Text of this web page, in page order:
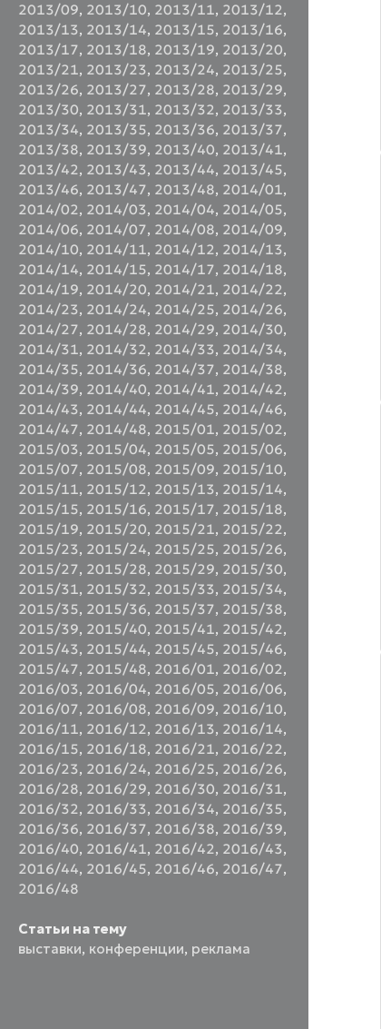
2013/09, 2013/10, 2013/11, 2013/12,
2013/13, 2013/14, 2013/15, 2013/16,
2013/17, 2013/18, 2013/19, 2013/20,
2013/21, 2013/23, 2013/24, 2013/25,
2013/26, 2013/27, 2013/28, 2013/29,
2013/30, 2013/31, 2013/32, 2013/33,
2013/34, 2013/35, 2013/36, 2013/37,
2013/38, 2013/39, 2013/40, 2013/41,
2013/42, 2013/43, 2013/44, 2013/45,
2013/46, 2013/47, 2013/48, 2014/01,
2014/02, 2014/03, 2014/04, 2014/05,
2014/06, 2014/07, 2014/08, 2014/09,
2014/10, 2014/11, 2014/12, 2014/13,
2014/14, 2014/15, 2014/17, 2014/18,
2014/19, 2014/20, 2014/21, 2014/22,
2014/23, 2014/24, 2014/25, 2014/26,
2014/27, 2014/28, 2014/29, 2014/30,
2014/31, 2014/32, 2014/33, 2014/34,
2014/35, 2014/36, 2014/37, 2014/38,
2014/39, 2014/40, 2014/41, 2014/42,
2014/43, 2014/44, 2014/45, 2014/46,
2014/47, 2014/48, 2015/01, 2015/02,
2015/03, 2015/04, 2015/05, 2015/06,
2015/07, 2015/08, 2015/09, 2015/10,
2015/11, 2015/12, 2015/13, 2015/14,
2015/15, 2015/16, 2015/17, 2015/18,
2015/19, 2015/20, 2015/21, 2015/22,
2015/23, 2015/24, 2015/25, 2015/26,
2015/27, 2015/28, 2015/29, 2015/30,
2015/31, 2015/32, 2015/33, 2015/34,
2015/35, 2015/36, 2015/37, 2015/38,
2015/39, 2015/40, 2015/41, 2015/42,
2015/43, 2015/44, 2015/45, 2015/46,
2015/47, 2015/48, 2016/01, 2016/02,
2016/03, 2016/04, 2016/05, 2016/06,
2016/07, 2016/08, 2016/09, 2016/10,
2016/11, 2016/12, 2016/13, 2016/14,
2016/15, 2016/18, 2016/21, 2016/22,
2016/23, 2016/24, 2016/25, 2016/26,
2016/28, 2016/29, 2016/30, 2016/31,
2016/32, 2016/33, 2016/34, 2016/35,
2016/36, 2016/37, 2016/38, 2016/39,
2016/40, 2016/41, 2016/42, 2016/43,
2016/44, 2016/45, 2016/46, 2016/47,
2016/48
Статьи на тему
выставки, конференции, реклама